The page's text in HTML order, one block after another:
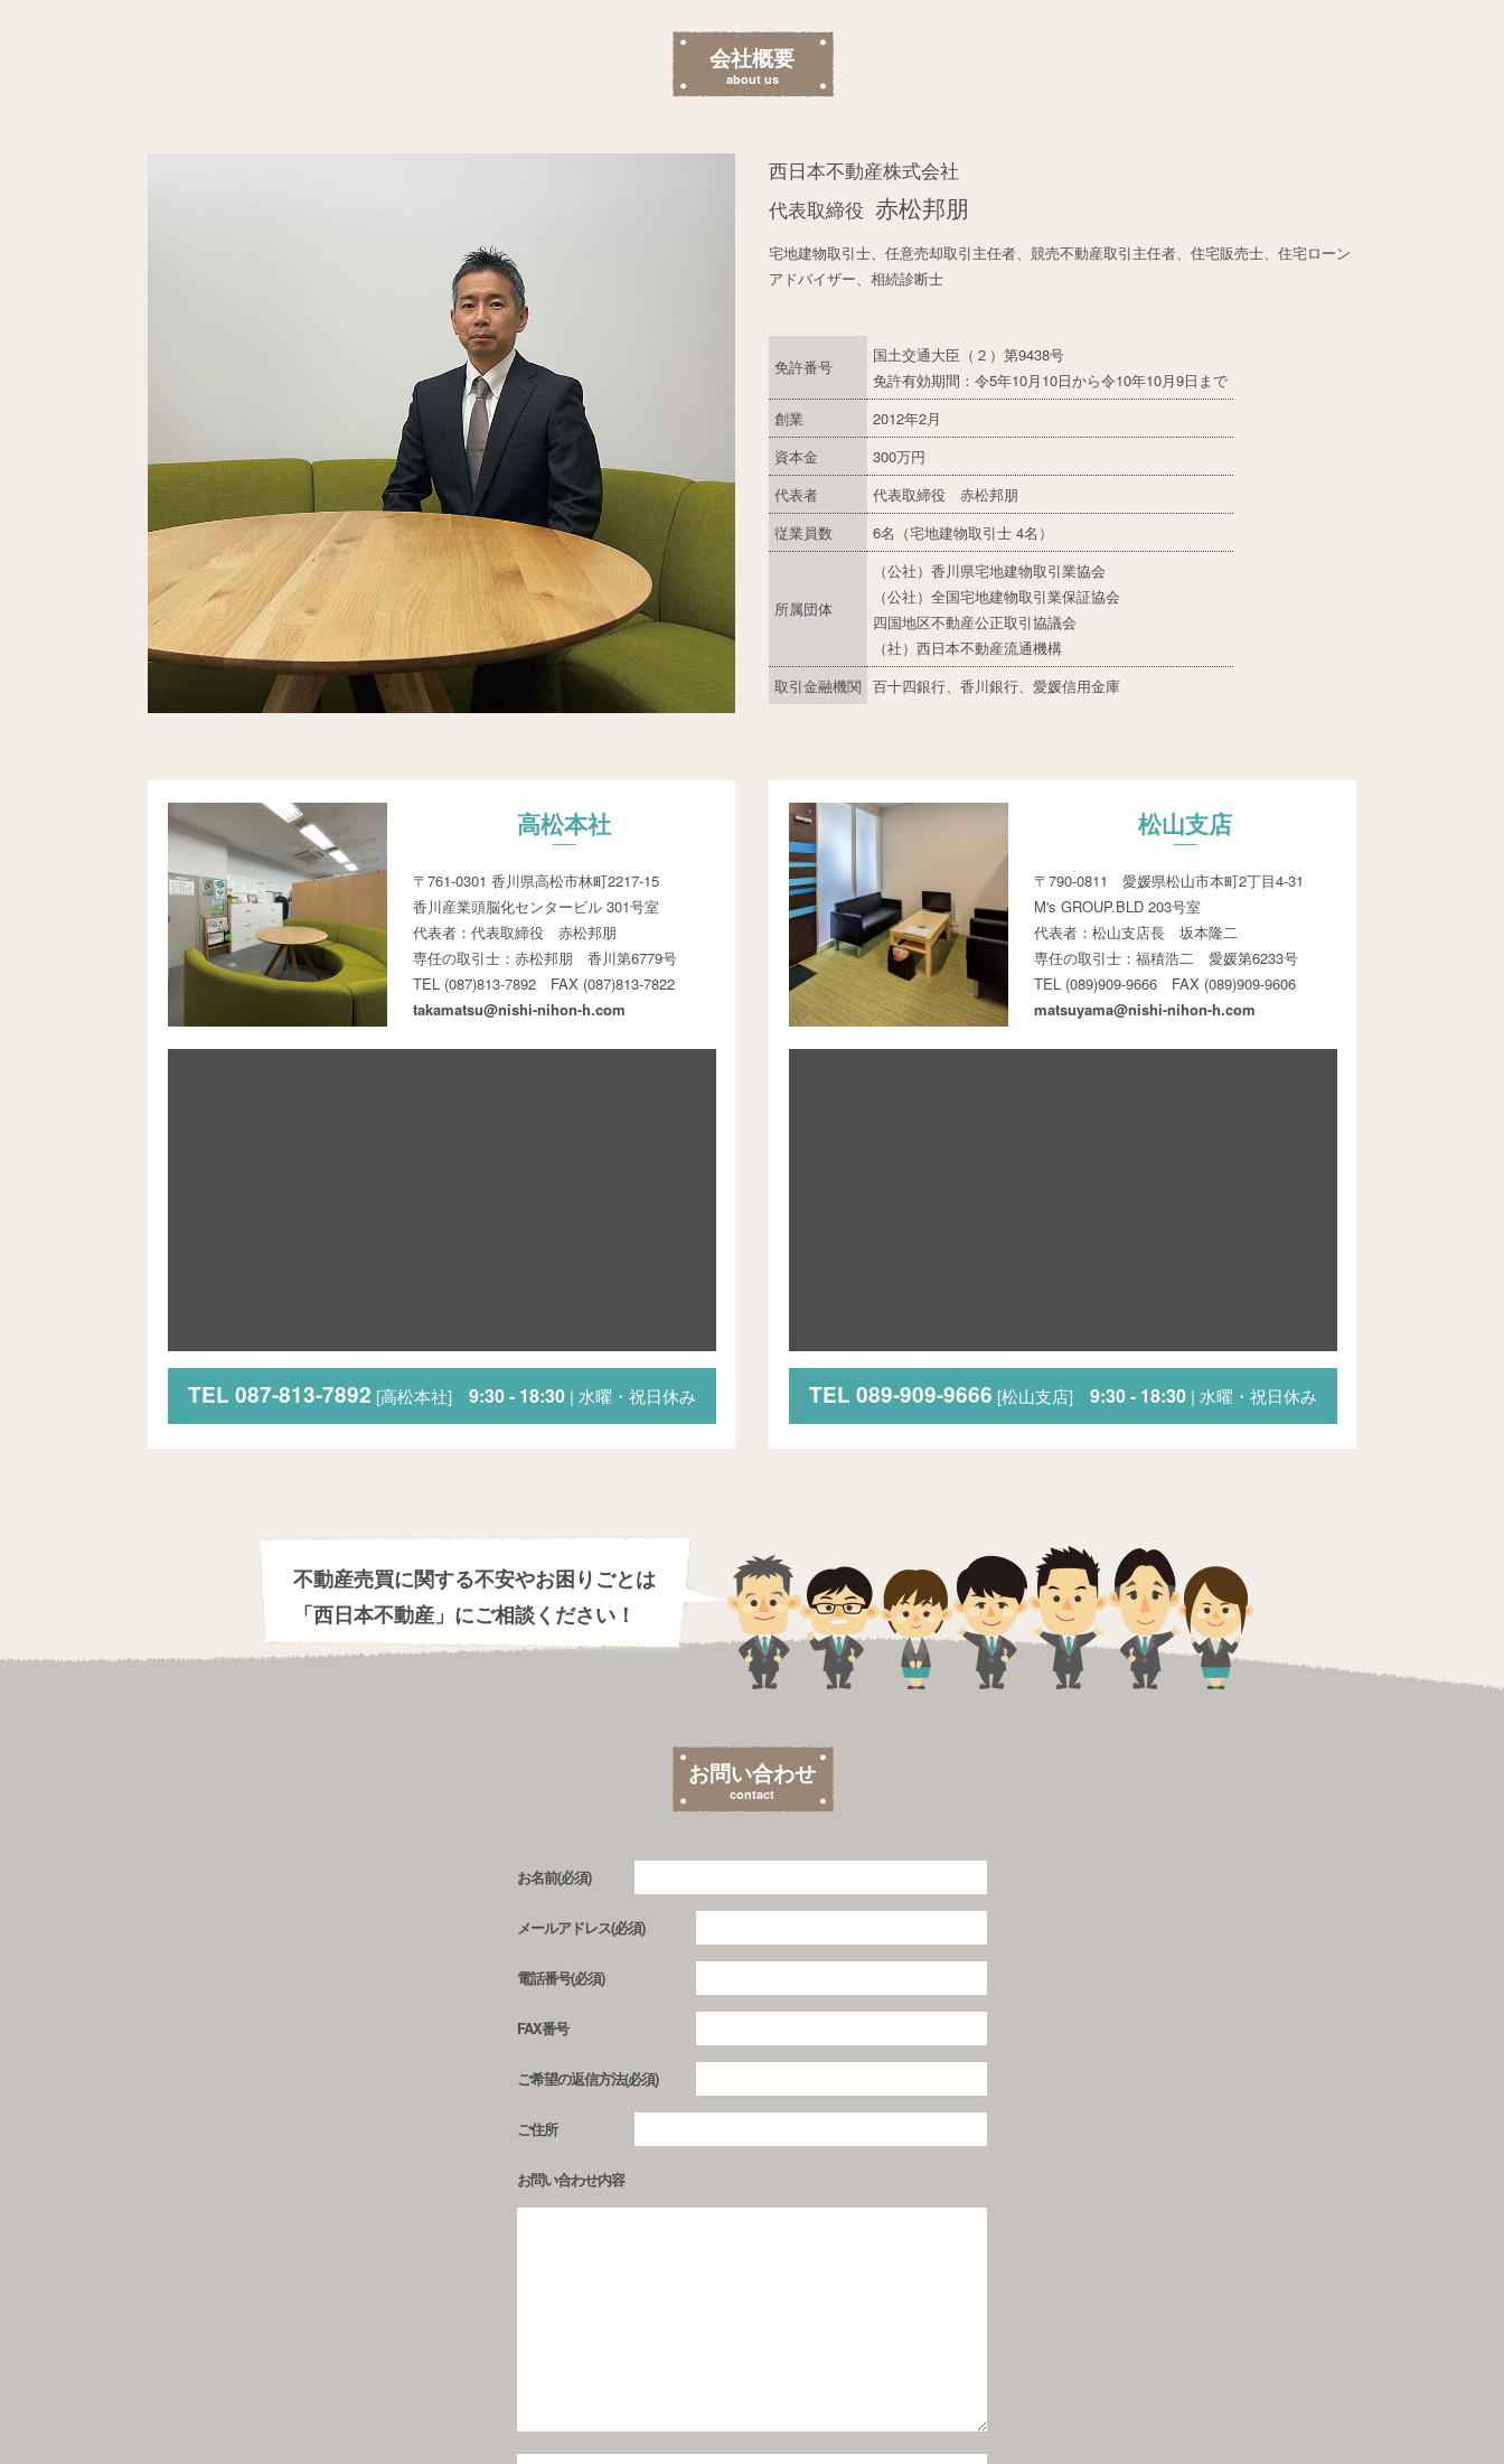
会社概要
about us
西日本不動産株式会社
代表取締役 赤松邦朋
宅地建物取引士、任意売却取引主任者、競売不動産取引主任者、住宅販売士、住宅ローン
アドバイザー、相続診断士
免許番号
国土交通大臣（２）第9438号
免許有効期間：令5年10月10日から令10年10月9日まで
創業
2012年2月
資本金
300万円
代表者
代表取締役 赤松邦朋
従業員数
6名（宅地建物取引士 4名）
所属団体
（公社）香川県宅地建物取引業協会
（公社）全国宅地建物取引業保証協会
四国地区不動産公正取引協議会
（社）西日本不動産流通機構
取引金融機関 百十四銀行、香川銀行、愛媛信用金庫
高松本社
〒761-0301 香川県高松市林町2217-15
香川産業頭脳化センタービル 301号室
代表者：代表取締役 赤松邦朋
専任の取引士：赤松邦朋 香川第6779号
TEL (087)813-7892 FAX (087)813-7822
takamatsu@nishi-nihon-h.com
TEL 087-813-7892 [高松本社] 9:30 - 18:30 | 水曜・祝日休み
松山支店
〒790-0811 愛媛県松山市本町2丁目4-31
M's GROUP.BLD 203号室
代表者：松山支店長 坂本隆二
専任の取引士：福積浩二 愛媛第6233号
TEL (089)909-9666 FAX (089)909-9606
matsuyama@nishi-nihon-h.com
TEL 089-909-9666 [松山支店] 9:30 - 18:30 | 水曜・祝日休み
不動産売買に関する不安やお困りごとは
「西日本不動産」にご相談ください！
お問い合わせ
contact
お名前(必須)
メールアドレス(必須)
電話番号(必須)
FAX番号
ご希望の返信方法(必須)
ご住所
お問い合わせ内容